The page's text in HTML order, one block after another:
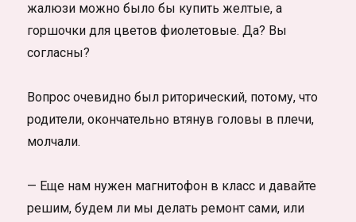
жалюзи можно было бы купить желтые, а
горшочки для цветов фиолетовые. Да? Вы
согласны?
Вопрос очевидно был риторический, потому, что
родители, окончательно втянув головы в плечи,
молчали.
— Еще нам нужен магнитофон в класс и давайте
решим, будем ли мы делать ремонт сами, или